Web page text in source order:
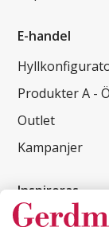
E-handel
Produkter A - Ö
Outlet
Kampanjer
Inspireras
Kundcase